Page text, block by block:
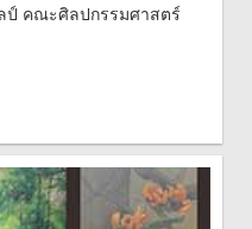
คณะศิลปกรรมศาสตร์